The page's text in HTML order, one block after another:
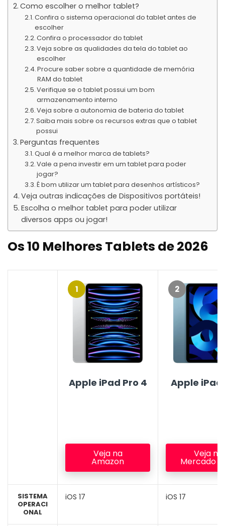
Como escolher o melhor tablet?
Confira o sistema operacional do tablet antes de
escolher
Confira o processador do tablet
Veja sobre as qualidades da tela do tablet ao
escolher
Procure saber sobre a quantidade de memória
RAM do tablet
Verifique se o tablet possui um bom
armazenamento interno
Veja sobre a autonomia de bateria do tablet
Saiba mais sobre os recursos extras que o tablet
possui
Perguntas frequentes
Qual é a melhor marca de tablets?
Vale a pena investir em um tablet para poder
jogar?
É bom utilizar um tablet para desenhos artísticos?
Veja outras indicações de Dispositivos portáteis!
Escolha o melhor tablet para poder utilizar
diversos apps ou jogar!
Os10 Melhores Tablets de 2026
SISTEMA
OPERACI
ONAL
1
Apple iPad Pro 4
Veja na
Amazon
iOS 17
2
Apple iPad
Veja no
Mercado
iOS 17